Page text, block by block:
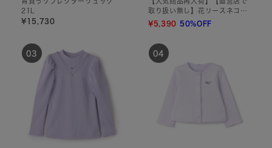
21L
¥15,730
取り扱い無し】花リースネコ刺
しゅうTシャツ
¥5,390 50%OFF